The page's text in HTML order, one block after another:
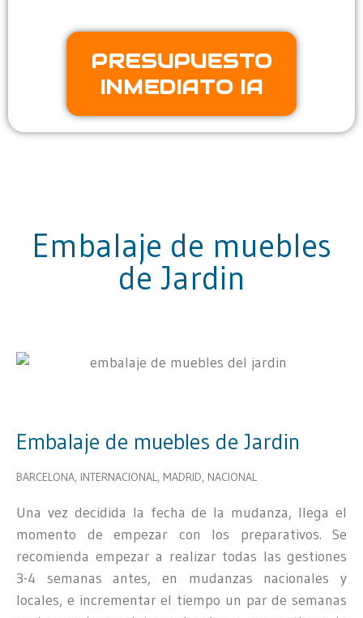
PRESUPUESTO
INMEDIATO IA
Embalaje de muebles
de Jardin
Embalaje de muebles de Jardin
BARCELONA, INTERNACIONAL, MADRID, NACIONAL
Una vez decidida la fecha de la mudanza, llega el
momento de empezar con los preparativos. Se
recomienda empezar a realizar todas las gestiones
3-4 semanas antes, en mudanzas nacionales y
locales, e incrementar el tiempo un par de semanas